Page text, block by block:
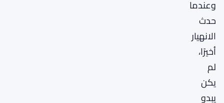
وعندما
حدث
الانهيار
أخيرًا،
لم
يكن
يبدو